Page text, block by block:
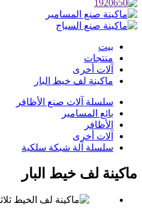
بيت
منتجات
آلات أخرى
ماكينة لف خيط البار
سلسلة آلات صنع الأظافر
بائع المسامير
الأظافر
آلات أخرى
سلسلة آلة شبكة سلكية
ماكينة لف خيط البار